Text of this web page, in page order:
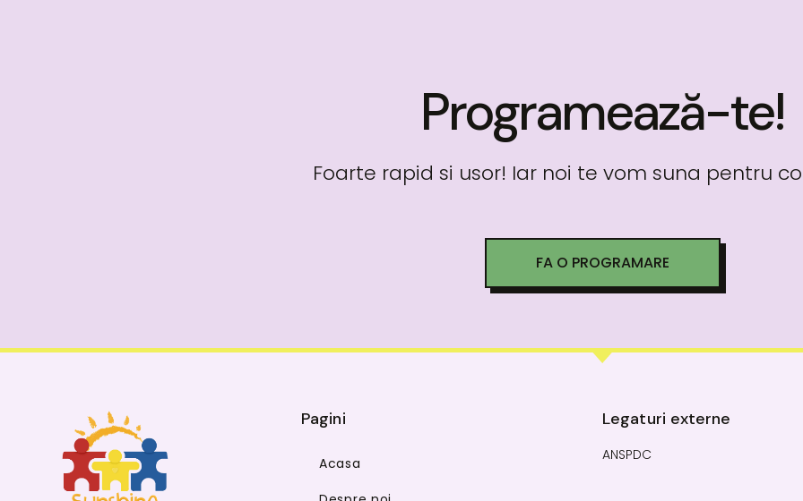
Programează-te!
Foarte rapid si usor! Iar noi te vom suna pentru
FA O PROGRAMARE
Pagini
Acasa
Legaturi externe
ANSPDC